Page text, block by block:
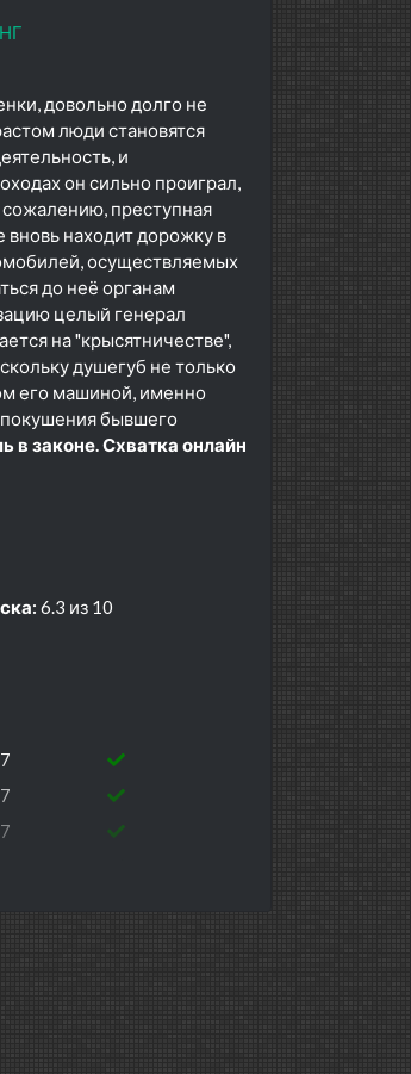
довольно долго не
люди становятся
и
он сильно проиграл,
сожалению, преступная
вновь находит дорожку в
осуществляемых
до неё органам
целый генерал
на "крысятничестве",
душегуб не только
его машиной, именно
покушения бывшего
в законе. Схватка онлайн
6.3 из 10